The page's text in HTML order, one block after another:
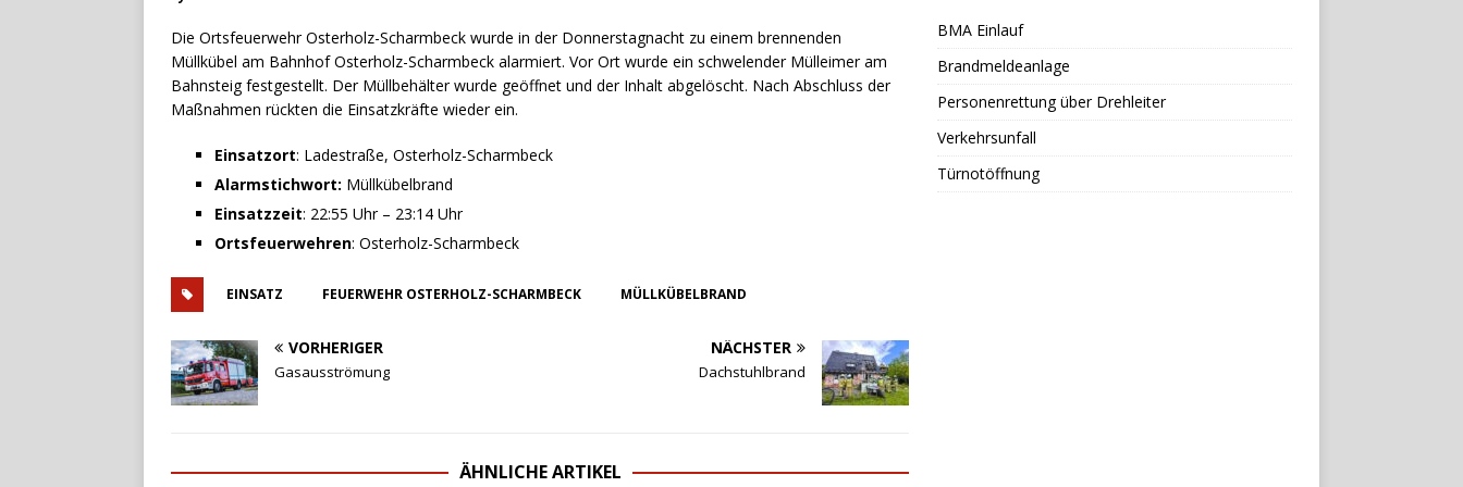
Die Ortsfeuerwehr Osterholz-Scharmbeck wurde in der Donnerstagnacht zu einem brennenden
Müllkübel am Bahnhof Osterholz-Scharmbeck alarmiert. Vor Ort wurde ein schwelender Mülleimer am
Bahnsteig festgestellt. Der Müllbehälter wurde geöffnet und der Inhalt abgelöscht. Nach Abschluss der
Maßnahmen rückten die Einsatzkräfte wieder ein.
Einsatzort: Ladestraße, Osterholz-Scharmbeck
Alarmstichwort: Müllkübelbrand
Einsatzzeit: 22:55 Uhr – 23:14 Uhr
Ortsfeuerwehren: Osterholz-Scharmbeck
EINSATZ FEUERWEHR OSTERHOLZ-SCHARMBECK MÜLLKÜBELBRAND
VORHERIGER
Gasausströmung
NÄCHSTER
Dachstuhlbrand
ÄHNLICHE ARTIKEL
BMA Einlauf
Brandmeldeanlage
Personenrettung über Drehleiter
Verkehrsunfall
Türnotöffnung